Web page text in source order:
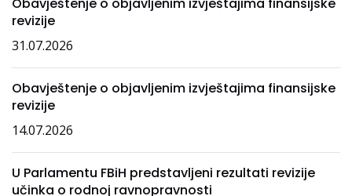
revizije
31.07.2026
Obavještenje o objavljenim izvještajima finansijske
revizije
14.07.2026
U Parlamentu FBiH predstavljeni rezultati revizije
učinka o rodnoj ravnopravnosti